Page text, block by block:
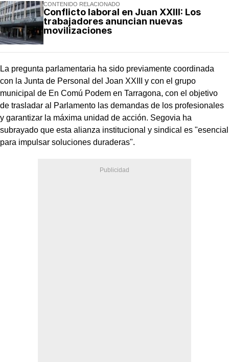
CONTENIDO RELACIONADO
Conflicto laboral en Juan XXIII: Los
trabajadores anuncian nuevas
movilizaciones
La pregunta parlamentaria ha sido previamente coordinada
con la Junta de Personal del Joan XXIII y con el grupo
municipal de En Comú Podem en Tarragona, con el objetivo
de trasladar al Parlamento las demandas de los profesionales
y garantizar la máxima unidad de acción. Segovia ha
subrayado que esta alianza institucional y sindical es "esencial
para impulsar soluciones duraderas".